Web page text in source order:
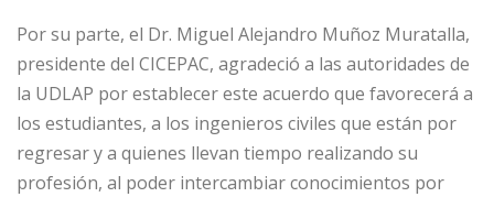
Por su parte, el Dr. Miguel Alejandro Muñoz Muratalla,
presidente del CICEPAC, agradeció a las autoridades de
la UDLAP por establecer este acuerdo que favorecerá a
los estudiantes, a los ingenieros civiles que están por
regresar y a quienes llevan tiempo realizando su
profesión, al poder intercambiar conocimientos por